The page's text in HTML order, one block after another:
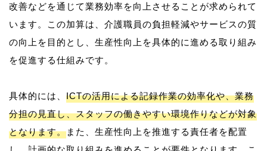
改善などを通じて業務効率を向上させることが求められて
います。この加算は、介護職員の負担軽減やサービスの質
の向上を目的とし、生産性向上を具体的に進める取り組み
を促進する仕組みです。
具体的には、 ICTの活用による記録作業の効率化や、業務
分担の見直し、スタッフの働きやすい環境作りなどが対象
となります。また、生産性向上を推進する責任者を配置